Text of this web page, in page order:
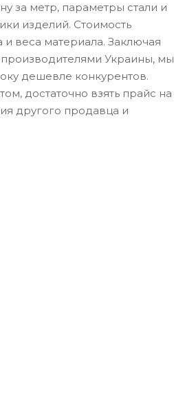
за метр, параметры стали и
изделий. Стоимость
и веса материала. Заключая
Украины, мы
дешевле конкурентов.
достаточно взять прайс на
другого продавца и